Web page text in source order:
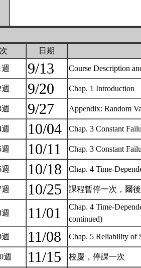
日期
9/13 Course Description
9/20 Chap. 1 Introduction
9/27 Appendix: Random
10/04 Chap. 3 Constant
10/11 Chap. 3 Constant
10/18 Chap. 4 Time-
10/25 課程暫停一次，爾
11/01
Chap. 4 Time-
continued)
11/08 Chap. 5 Reliability of
週 11/15 校慶，停課一次